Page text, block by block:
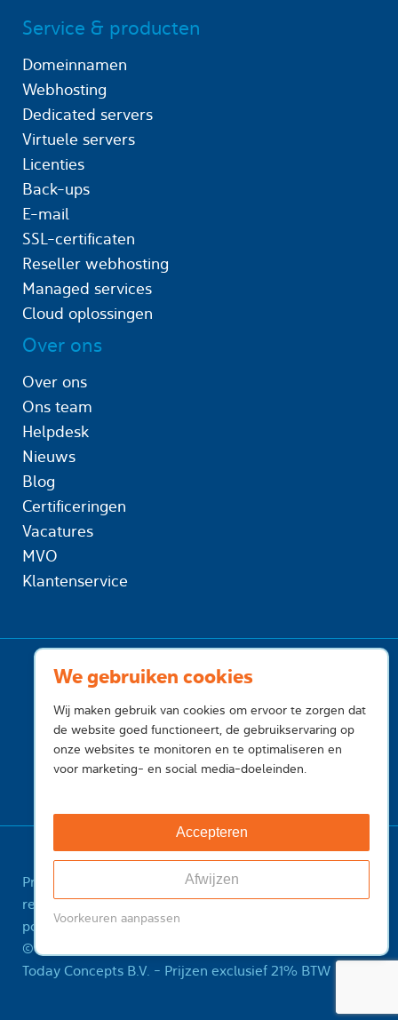
We gebruiken cookies
Wij maken gebruik van cookies om ervoor te zorgen dat
de website goed functioneert, de gebruikservaring op
onze websites te monitoren en te optimaliseren en
voor marketing- en social media-doeleinden.
Accepteren
Afwijzen
Voorkeuren aanpassen
Service & producten
Domeinnamen
Webhosting
Dedicated servers
Virtuele servers
Licenties
Back-ups
E-mail
SSL-certificaten
Reseller webhosting
Managed services
Cloud oplossingen
Over ons
Over ons
Ons team
Helpdesk
Nieuws
Blog
Certificeringen
Vacatures
MVO
Klantenservice
Privacy Voorwaarden
registry
Feedback Sitemap
ICANN Registrant
policy
Misbruik melden
© 2001-2026 InternetToday, is een handelsnaam van
Today Concepts B.V. - Prijzen exclusief 21% BTW